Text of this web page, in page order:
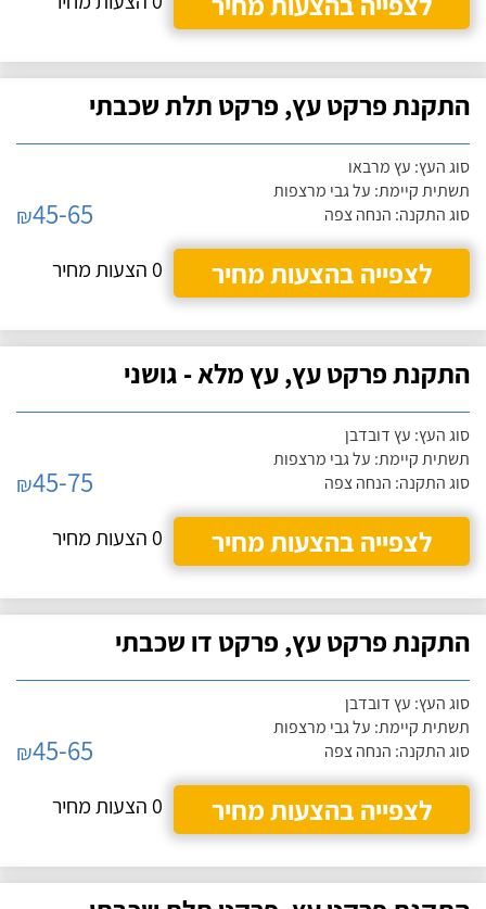
התקנת פרקט עץ, פרקט תלת שכבתי
סוג העץ: עץ מרבאו
תשתית קיימת: על גבי מרצפות
סוג התקנה: הנחה צפה
₪45-65
לצפייה בהצעות מחיר
0 הצעות מחיר
התקנת פרקט עץ, עץ מלא - גושני
סוג העץ: עץ דובדבן
תשתית קיימת: על גבי מרצפות
סוג התקנה: הנחה צפה
₪45-75
לצפייה בהצעות מחיר
0 הצעות מחיר
התקנת פרקט עץ, פרקט דו שכבתי
סוג העץ: עץ דובדבן
תשתית קיימת: על גבי מרצפות
סוג התקנה: הנחה צפה
₪45-65
לצפייה בהצעות מחיר
0 הצעות מחיר